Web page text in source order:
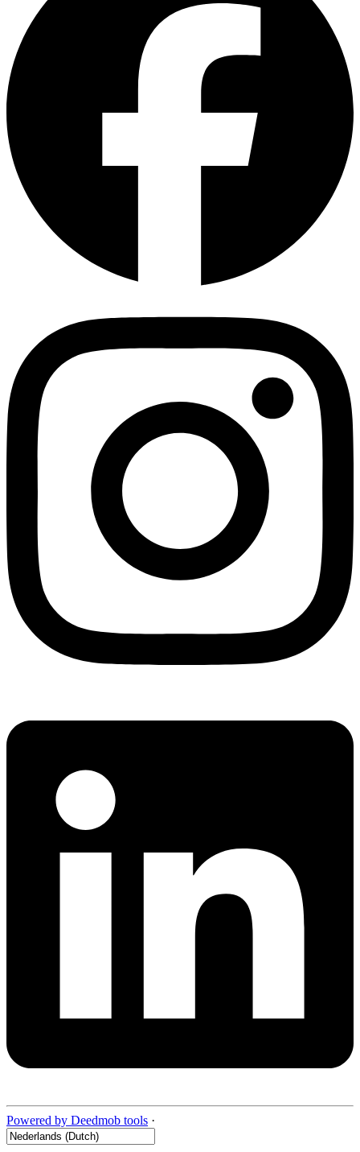
Powered by Deedmob tools ·